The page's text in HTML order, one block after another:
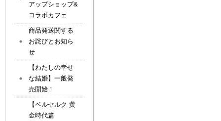
アップショップ&
コラボカフェ
商品発送関する
お詫びとお知ら
せ
【わたしの幸せ
な結婚】一般発
売開始！
【ベルセルク 黄
金時代篇